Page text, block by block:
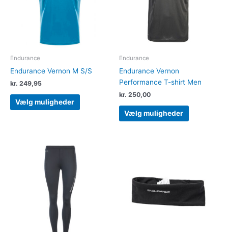
Endurance
Endurance Vernon M S/S
kr. 249,95
Vælg muligheder
Mulighederne
kan
vælges
på
Endurance
Endurance Vernon
Performance T-shirt Men
kr. 250,00
Vælg muligheder
kan
flere
varianter.